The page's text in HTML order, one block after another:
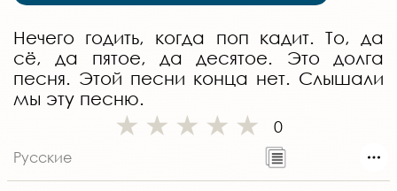
Нечего годить, когда поп кадит. То, да
сё, да пятое, да десятое. Это долга
песня. Этой песни конца нет. Слышали
мы эту песню.
0
Русские